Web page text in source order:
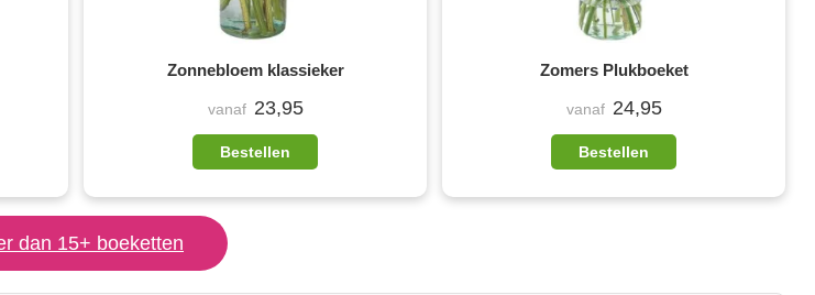
Zonnebloem klassieker
vanaf 23,95
Bestellen
Zomers Plukboeket
vanaf 24,95
Bestellen
dan 15+ boeketten